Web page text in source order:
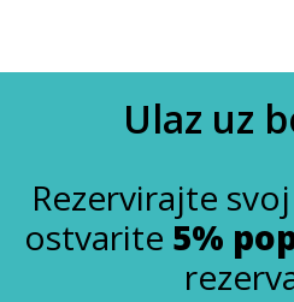
Ulaz uz
Rezervirajte
ostvarite 5%